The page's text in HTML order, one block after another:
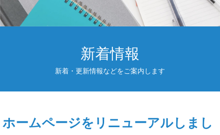
新着情報
新着・更新情報などをご案内します
ホームページをリニューアルしまし